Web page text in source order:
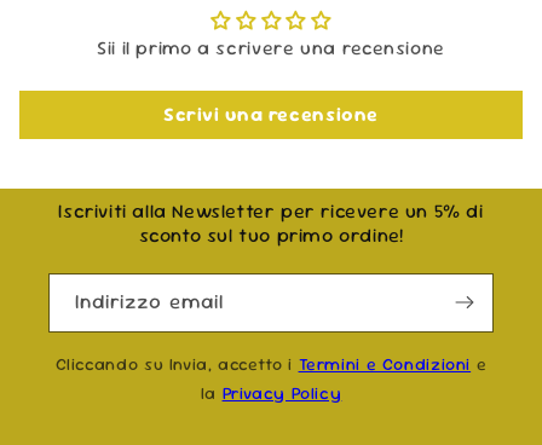
Sii il primo a scrivere una recensione
Scrivi una recensione
Iscriviti alla Newsletter per ricevere un 5% di
sconto sul tuo primo ordine!
Indirizzo email
Cliccando su Invia, accetto i Termini e Condizioni e
la Privacy Policy